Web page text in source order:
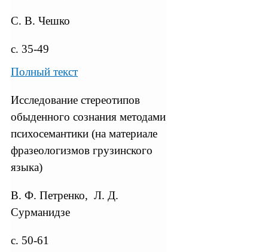
С. В. Чешко
с. 35-49
Полный текст
Исследование стереотипов
обыденного сознания методами
психосемантики (на материале
фразеологизмов грузинского
языка)
B. Ф. Петренко, Л. Д.
Сурманидзе
с. 50-61